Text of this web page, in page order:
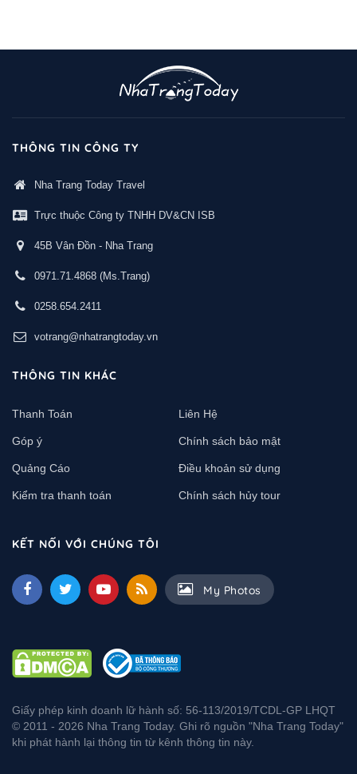
THÔNG TIN CÔNG TY
Nha Trang Today Travel
Trực thuộc Công ty TNHH DV&CN ISB
45B Vân Đồn - Nha Trang
0971.71.4868 (Ms.Trang)
0258.654.2411
votrang@nhatrangtoday.vn
THÔNG TIN KHÁC
Thanh Toán Liên Hệ
Góp ý Chính sách bảo mật
Quảng Cáo Điều khoản sử dụng
Kiểm tra thanh toán Chính sách hủy tour
KẾT NỐI VỚI CHÚNG TÔI
My Photos
Giấy phép kinh doanh lữ hành số: 56-113/2019/TCDL-GP LHQT
© 2011 - 2026 Nha Trang Today. Ghi rõ nguồn "Nha Trang Today"
khi phát hành lại thông tin từ kênh thông tin này.